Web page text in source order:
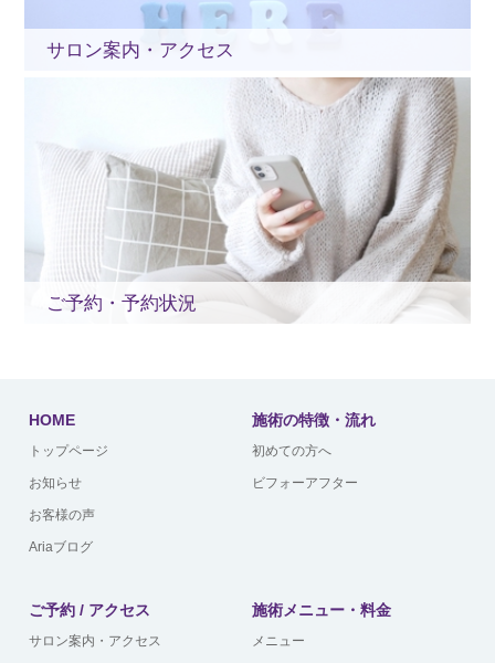
サロン案内・アクセス
ご予約・予約状況
HOME
トップページ
お知らせ
お客様の声
Ariaブログ
施術の特徴・流れ
初めての方へ
ビフォーアフター
ご予約 / アクセス
サロン案内・アクセス
施術メニュー・料金
メニュー